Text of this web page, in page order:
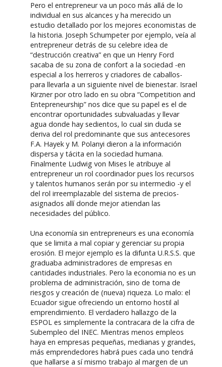
Pero el entrepreneur va un poco más allá de lo
individual en sus alcances y ha merecido un
estudio detallado por los mejores economistas de
la historia. Joseph Schumpeter por ejemplo, veía al
entrepreneur detrás de su celebre idea de
“destrucción creativa” en que un Henry Ford
sacaba de su zona de confort a la sociedad -en
especial a los herreros y criadores de caballos-
para llevarla a un siguiente nivel de bienestar. Israel
Kirzner por otro lado en su obra “Competition and
Entepreneurship” nos dice que su papel es el de
encontrar oportunidades subvaluadas y llevar
agua donde hay sedientos, lo cual sin duda se
deriva del rol predominante que sus antecesores
F.A. Hayek y M. Polanyi dieron a la información
dispersa y tácita en la sociedad humana.
Finalmente Ludwig von Mises le atribuye al
entrepreneur un rol coordinador pues los recursos
y talentos humanos serán por su intermedio -y el
del rol irreemplazable del sistema de precios-
asignados allí donde mejor atiendan las
necesidades del público.
Una economía sin entrepreneurs es una economía
que se limita a mal copiar y gerenciar su propia
erosión. El mejor ejemplo es la difunta U.R.S.S. que
graduaba administradores de empresas en
cantidades industriales. Pero la economia no es un
problema de administración, sino de toma de
riesgos y creación de (nueva) riqueza. Lo malo: el
Ecuador sigue ofreciendo un entorno hostil al
emprendimiento. El verdadero hallazgo de la
ESPOL es simplemente la contracara de la cifra de
Subempleo del INEC. Mientras menos empleos
haya en empresas pequeñas, medianas y grandes,
más emprendedores habrá pues cada uno tendrá
que hallarse a sí mismo trabajo al margen de un